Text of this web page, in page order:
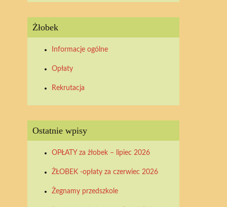
Żłobek
Informacje ogólne
Opłaty
Rekrutacja
Ostatnie wpisy
OPŁATY za żłobek – lipiec 2026
ŻŁOBEK -opłaty za czerwiec 2026
Żegnamy przedszkole